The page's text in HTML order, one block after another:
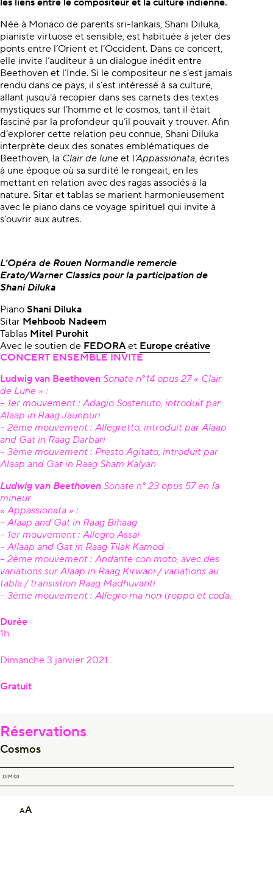
AA
les liens entre le compositeur et la culture indienne.
Née à Monaco de parents sri-lankais, Shani Diluka,
pianiste virtuose et sensible, est habituée à jeter des
ponts entre l’Orient et l’Occident. Dans ce concert,
elle invite l’auditeur à un dialogue inédit entre
Beethoven et l’Inde. Si le compositeur ne s’est jamais
rendu dans ce pays, il s’est intéressé à sa culture,
allant jusqu’à recopier dans ses carnets des textes
mystiques sur l’homme et le cosmos, tant il était
fasciné par la profondeur qu’il pouvait y trouver. Afin
d’explorer cette relation peu connue, Shani Diluka
interprète deux des sonates emblématiques de
Beethoven, la Clair de lune et l’Appassionata, écrites
à une époque où sa surdité le rongeait, en les
mettant en relation avec des ragas associés à la
nature. Sitar et tablas se marient harmonieusement
avec le piano dans ce voyage spirituel qui invite à
s’ouvrir aux autres.
L’Opéra de Rouen Normandie remercie
Erato/Warner Classics pour la participation de
Shani Diluka
Piano Shani Diluka
Sitar Mehboob Nadeem
Tablas Mitel Purohit
Avec le soutien de FEDORA et Europe créative
CONCERT ENSEMBLE INVITÉ
Ludwig van Beethoven Sonate n°14 opus 27 « Clair
de Lune » :
– 1er mouvement : Adagio Sostenuto, introduit par
Alaap in Raag Jaunpuri
– 2ème mouvement : Allegretto, introduit par Alaap
and Gat in Raag Darbari
– 3ème mouvement : Presto Agitato, introduit par
Alaap and Gat in Raag Sham Kalyan
Ludwig van Beethoven Sonate n° 23 opus 57 en fa
mineur
« Appassionata » :
– Alaap and Gat in Raag Bihaag
– 1er mouvement : Allegro Assai
– Allaap and Gat in Raag Tilak Kamod
– 2ème mouvement : Andante con moto, avec des
variations sur Alaap in Raag Kirwani / variations au
tabla / transistion Raag Madhuvanti
– 3ème mouvement : Allegro ma non troppo et coda.
Durée
1h
Dimanche 3 janvier 2021
Gratuit
Réservations
Cosmos
DIM 03
COSMOS